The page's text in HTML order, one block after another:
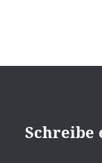
Schreibe